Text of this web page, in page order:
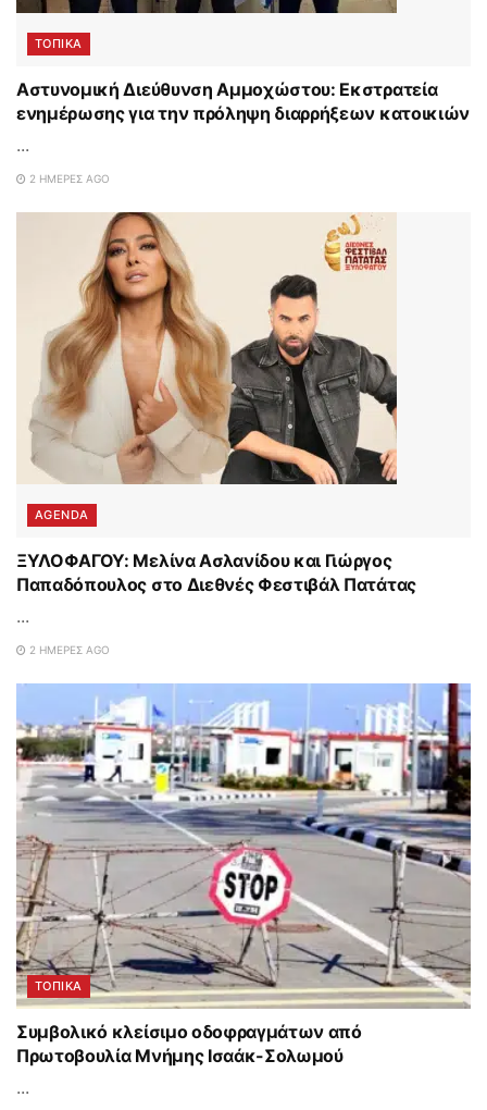
ΤΟΠΙΚΑ
Αστυνομική Διεύθυνση Αμμοχώστου: Εκστρατεία
ενημέρωσης για την πρόληψη διαρρήξεων κατοικιών
...
2 ΗΜΈΡΕΣ AGO
AGENDA
ΞΥΛΟΦΑΓΟΥ: Μελίνα Ασλανίδου και Γιώργος
Παπαδόπουλος στο Διεθνές Φεστιβάλ Πατάτας
...
2 ΗΜΈΡΕΣ AGO
ΤΟΠΙΚΑ
Συμβολικό κλείσιμο οδοφραγμάτων από
Πρωτοβουλία Μνήμης Ισαάκ-Σολωμού
...